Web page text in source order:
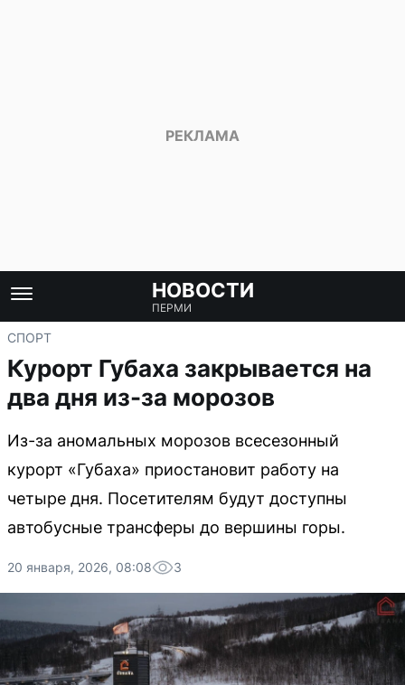
НОВОСТИ
ПЕРМИ
СПОРТ
Курорт Губаха закрывается на
два дня из-за морозов
Из-за аномальных морозов всесезонный
курорт «Губаха» приостановит работу на
четыре дня. Посетителям будут доступны
автобусные трансферы до вершины горы.
20 января, 2026, 08:08 3